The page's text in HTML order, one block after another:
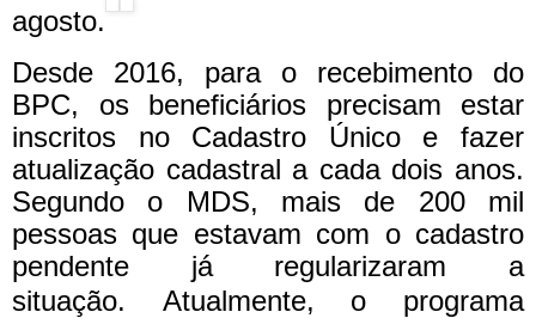
agosto.
Desde 2016, para o recebimento do
BPC, os beneficiários precisam estar
inscritos no Cadastro Único e fazer
atualização cadastral a cada dois anos.
Segundo o MDS, mais de 200 mil
pessoas que estavam com o cadastro
pendente já regularizaram a
situação. Atualmente, o programa